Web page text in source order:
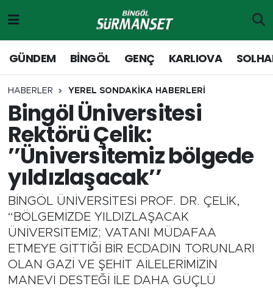
GÜNDEM BİNGÖL GENÇ KARLIOVA
HABERLER YEREL SONDAKİKA HABERLERİ
Bingöl Üniversitesi
Rektörü Çelik:
’’Üniversitemiz bölgede
yıldızlaşacak’’
BİNGÖL ÜNİVERSİTESİ PROF. DR. ÇELİK,
“BÖLGEMİZDE YILDIZLAŞACAK
ÜNİVERSİTEMİZ; VATANI MÜDAFAA
ETMEYE GİTTİĞİ BİR ECDADIN TORUNLARI
OLAN GAZİ VE ŞEHİT AİLELERİMİZİN
MANEVİ DESTEĞİ İLE DAHA GÜÇLÜ
Genç
Solhan
Karlıova
Adaklı-Kiğı
Yayladere-Yedisu
MD Prestij Dergisi
Siyaset
Merkez Hava Durumu
Merkez Trafik Yoğunluk Haritası
Süper Lig Puan Durumu ve Fikstür
Tüm Manşetler
Son Dakika Haberleri
Haber Arşivi